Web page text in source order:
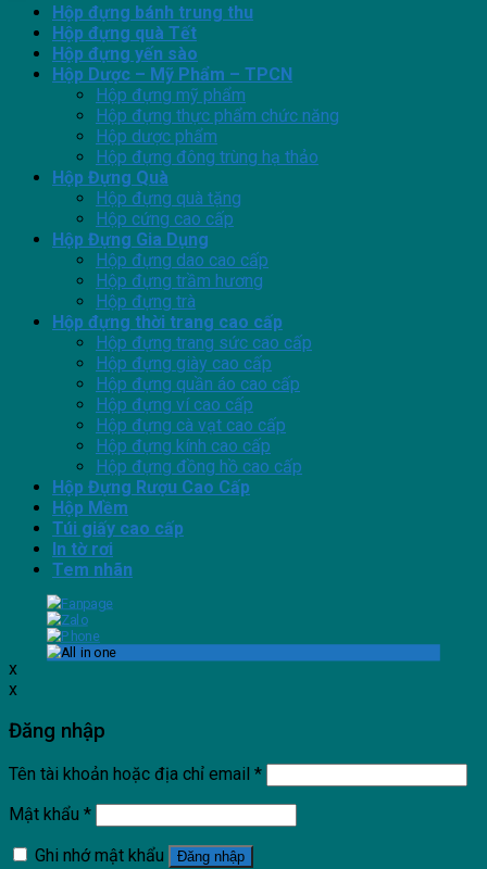
Hộp đựng bánh trung thu
Hộp đựng quà Tết
Hộp đựng yến sào
Hộp Dược – Mỹ Phẩm – TPCN
Hộp đựng mỹ phẩm
Hộp đựng thực phẩm chức năng
Hộp dược phẩm
Hộp đựng đông trùng hạ thảo
Hộp Đựng Quà
Hộp đựng quà tặng
Hộp cứng cao cấp
Hộp Đựng Gia Dụng
Hộp đựng dao cao cấp
Hộp đựng trầm hương
Hộp đựng trà
Hộp đựng thời trang cao cấp
Hộp đựng trang sức cao cấp
Hộp đựng giày cao cấp
Hộp đựng quần áo cao cấp
Hộp đựng ví cao cấp
Hộp đựng cà vạt cao cấp
Hộp đựng kính cao cấp
Hộp đựng đồng hồ cao cấp
Hộp Đựng Rượu Cao Cấp
Hộp Mềm
Túi giấy cao cấp
In tờ rơi
Tem nhãn
x
x
Đăng nhập
Tên tài khoản hoặc địa chỉ email *
Mật khẩu *
Ghi nhớ mật khẩu
Đăng nhập